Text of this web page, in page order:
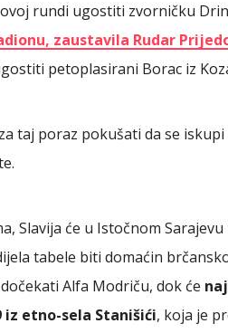
rundi ugostiti zvorničku
zaustavila Rudar
petoplasirani Borac iz
taj poraz pokušati da se
Slavija će u Istočnom
tabele biti domaćin
Alfa Modriču, dok će
iz etno-sela Stanišići, koja je